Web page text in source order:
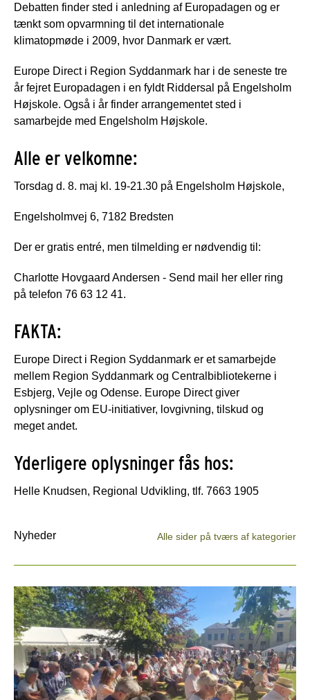
Debatten finder sted i anledning af Europadagen og er
tænkt som opvarmning til det internationale
klimatopmøde i 2009, hvor Danmark er vært.
Europe Direct i Region Syddanmark har i de seneste tre
år fejret Europadagen i en fyldt Riddersal på Engelsholm
Højskole. Også i år finder arrangementet sted i
samarbejde med Engelsholm Højskole.
Alle er velkomne:
Torsdag d. 8. maj kl. 19-21.30 på Engelsholm Højskole,
Engelsholmvej 6, 7182 Bredsten
Der er gratis entré, men tilmelding er nødvendig til:
Charlotte Hovgaard Andersen - Send mail her eller ring
på telefon 76 63 12 41.
FAKTA:
Europe Direct i Region Syddanmark er et samarbejde
mellem Region Syddanmark og Centralbibliotekerne i
Esbjerg, Vejle og Odense. Europe Direct giver
oplysninger om EU-initiativer, lovgivning, tilskud og
meget andet.
Yderligere oplysninger fås hos:
Helle Knudsen, Regional Udvikling, tlf. 7663 1905
Nyheder Alle sider på tværs af kategorier